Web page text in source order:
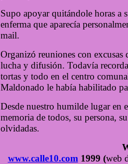
Supo apoyar quitándole horas a
enferma que aparecía
mail.
Organizó reuniones con excusas
lucha y difusión. Todavía
tortas y todo en el centro
Maldonado le había habilitado
Desde nuestro humilde lugar en
memoria de todos, su persona,
olvidadas.
www.calle10.com 1999 (web